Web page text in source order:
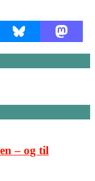
– og til